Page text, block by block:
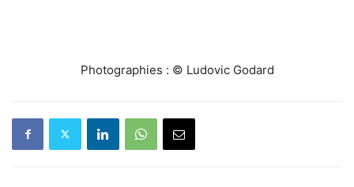
Photographies : © Ludovic Godard